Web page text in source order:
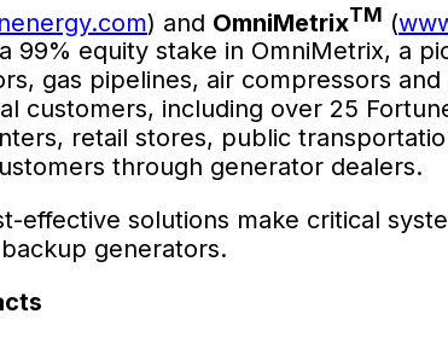
) and OmniMetrixTM (
99% equity stake in OmniMetrix, a
gas pipelines, air compressors
customers, including over 25
retail stores, public
through generator dealers.
effective solutions make critical
generators.